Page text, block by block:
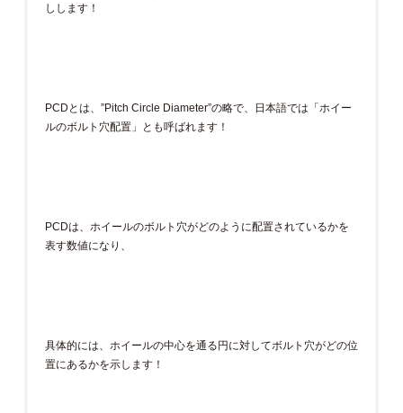
しします！
PCDとは、”Pitch Circle Diameter”の略で、日本語では「ホイー
ルのボルト穴配置」とも呼ばれます！
PCDは、ホイールのボルト穴がどのように配置されているかを
表す数値になり、
具体的には、ホイールの中心を通る円に対してボルト穴がどの位
置にあるかを示します！